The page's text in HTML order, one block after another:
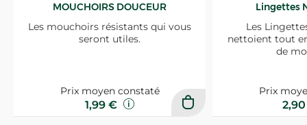
MOUCHOIRS DOUCEUR
Les mouchoirs résistants qui vous
seront utiles.
Prix moyen constaté
1,99 €
Lingettes
Les
nettoient tout
de
Prix